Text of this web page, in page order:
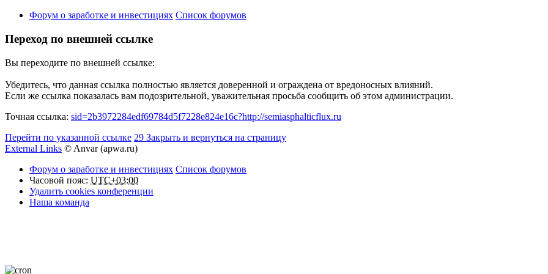
Форум о заработке и инвестициях Список форумов
Переход по внешней ссылке
Вы переходите по внешней ссылке:
Убедитесь, что данная ссылка полностью является доверенной и ограждена от вредоносных влияний.
Если же ссылка показалась вам подозрительной, уважительная просьба сообщить об этом администрации.
Точная ссылка: sid=2b3972284edf69784d5f7228e824e16c?http://semiasphalticflux.ru
Перейти по указанной ссылке 29 Закрыть и вернуться на страницу
External Links © Anvar (apwa.ru)
Форум о заработке и инвестициях Список форумов
Часовой пояс: UTC+03:00
Удалить cookies конференции
Наша команда